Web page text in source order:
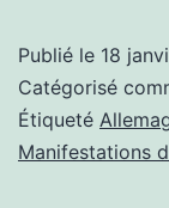
Publié le 18
Catégorisé
Étiqueté
Manifestations